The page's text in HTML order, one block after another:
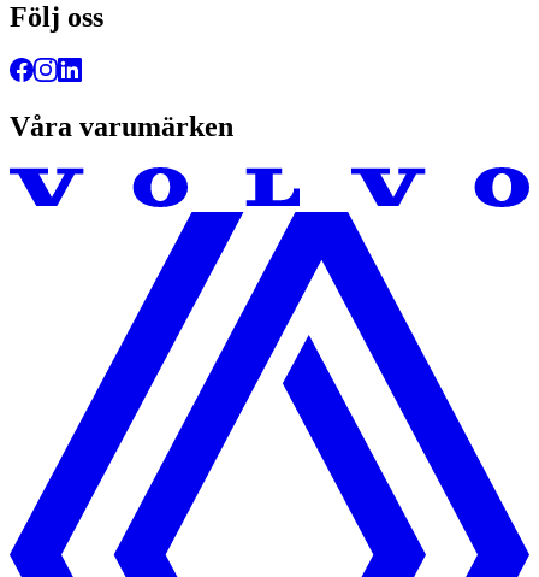
Följ oss
Våra varumärken